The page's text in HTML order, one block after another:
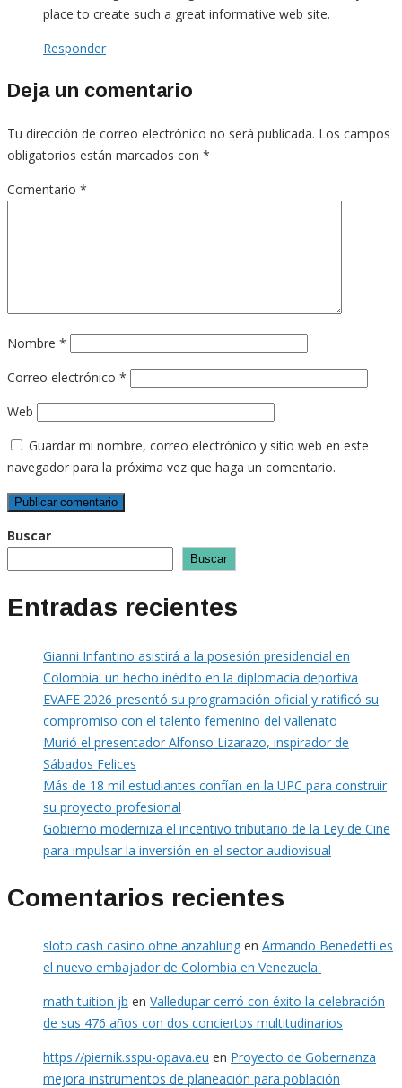
place to create such a great informative web site.
Responder
Deja un comentario
Tu dirección de correo electrónico no será publicada. Los campos
obligatorios están marcados con *
Comentario *
Nombre *
Correo electrónico *
Web
Guardar mi nombre, correo electrónico y sitio web en este
navegador para la próxima vez que haga un comentario.
Buscar
Buscar
Entradas recientes
Gianni Infantino asistirá a la posesión presidencial en
Colombia: un hecho inédito en la diplomacia deportiva
EVAFE 2026 presentó su programación oficial y ratificó su
compromiso con el talento femenino del vallenato
Murió el presentador Alfonso Lizarazo, inspirador de
Sábados Felices
Más de 18 mil estudiantes confían en la UPC para construir
su proyecto profesional
Gobierno moderniza el incentivo tributario de la Ley de Cine
para impulsar la inversión en el sector audiovisual
Comentarios recientes
sloto cash casino ohne anzahlung en Armando Benedetti es
el nuevo embajador de Colombia en Venezuela
math tuition jb en Valledupar cerró con éxito la celebración
de sus 476 años con dos conciertos multitudinarios
https://piernik.sspu-opava.eu en Proyecto de Gobernanza
mejora instrumentos de planeación para población